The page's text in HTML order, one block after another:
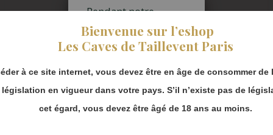
Bienvenue sur l’eshop
Les Caves de Taillevent Paris
à ce site internet, vous devez être en âge de consommer de
législation en vigueur dans votre pays. S’il n’existe pas de
cet égard, vous devez être âgé de 18 ans au moins.
Puligny-Montrachet
Pendant notre
fermeture estivale,
vous pouvez
continuer à passer
Merci de bien
prendre en compte :
Les envois